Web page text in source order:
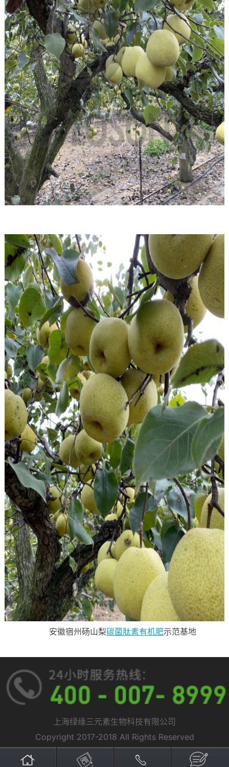
安徽宿州砀山梨碳菌肽素有机肥示范基地
上海绿缘三元素生物科技有限公司
Copyright 2017-2018 All Rights Reserved